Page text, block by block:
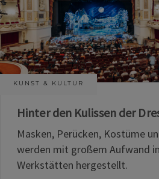
KUNST & KULTUR
Hinter den Kulissen der
Masken, Perücken, Kostüme
werden mit großem Aufwand
Werkstätten hergestellt.